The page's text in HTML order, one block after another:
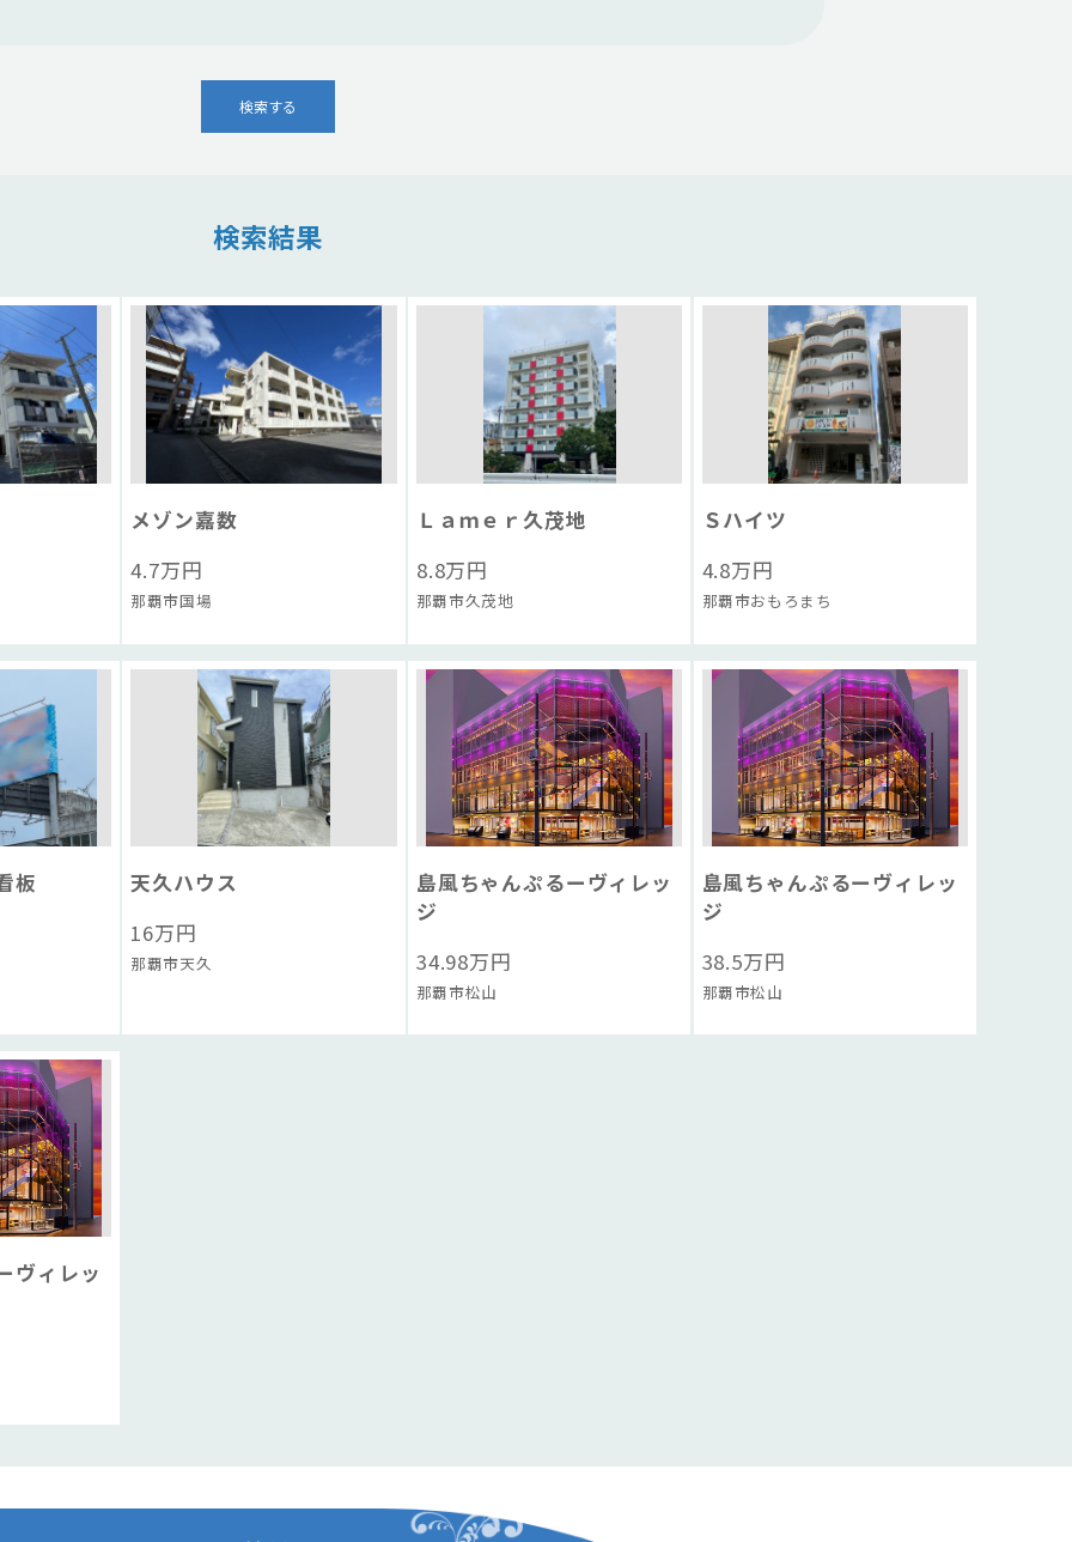
検索する
検索結果
メゾン嘉数
4.7万円
那覇市国場
Ｌａｍｅｒ久茂地
8.8万円
那覇市久茂地
Ｓハイツ
4.8万円
那覇市おもろまち
板
天久ハウス
16万円
那覇市天久
島風ちゃんぷるーヴィレッ
ジ
34.98万円
那覇市松山
島風ちゃんぷるーヴィレッ
ジ
38.5万円
那覇市松山
ヴィレッ